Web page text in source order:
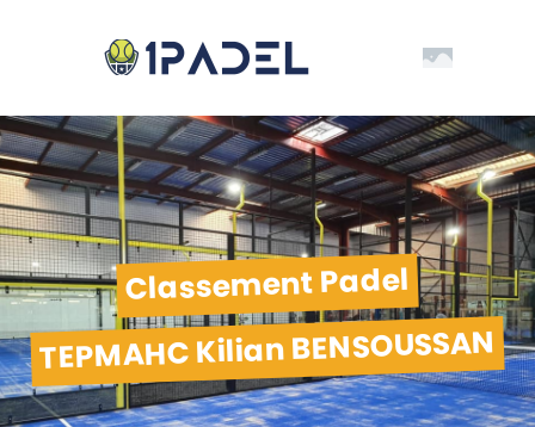
Classement Padel
TEPMAHC Kilian BENSOUSSAN